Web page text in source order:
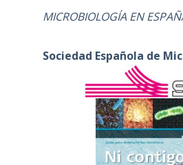
MICROBIOLOGÍA EN
Sociedad Española de